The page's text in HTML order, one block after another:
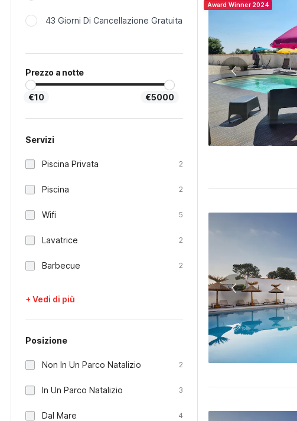
43 Giorni Di Cancellazione Gratuita
Prezzo a notte
€10 €5000
Servizi
Piscina Privata 2
Piscina 2
Wifi 5
Lavatrice 2
Barbecue 2
+ Vedi di più
Posizione
Non In Un Parco Natalizio 2
In Un Parco Natalizio 3
Dal Mare 4
Award Winner 2024